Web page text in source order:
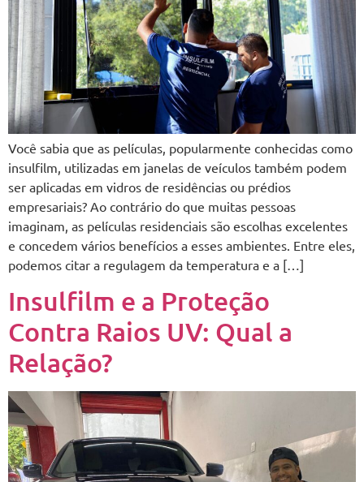
Você sabia que as películas, popularmente conhecidas como
insulfilm, utilizadas em janelas de veículos também podem
ser aplicadas em vidros de residências ou prédios
empresariais? Ao contrário do que muitas pessoas
imaginam, as películas residenciais são escolhas excelentes
e concedem vários benefícios a esses ambientes. Entre eles,
podemos citar a regulagem da temperatura e a […]
Insulfilm e a Proteção
Contra Raios UV: Qual a
Relação?